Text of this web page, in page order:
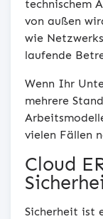
technischem
von außen
wie
laufende
Wenn Ihr
mehrere
vielen Fällen
Cloud
Sicherheit ist